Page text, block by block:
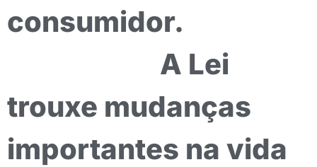
consumidor.
A Lei
trouxe mudanças
importantes na vida